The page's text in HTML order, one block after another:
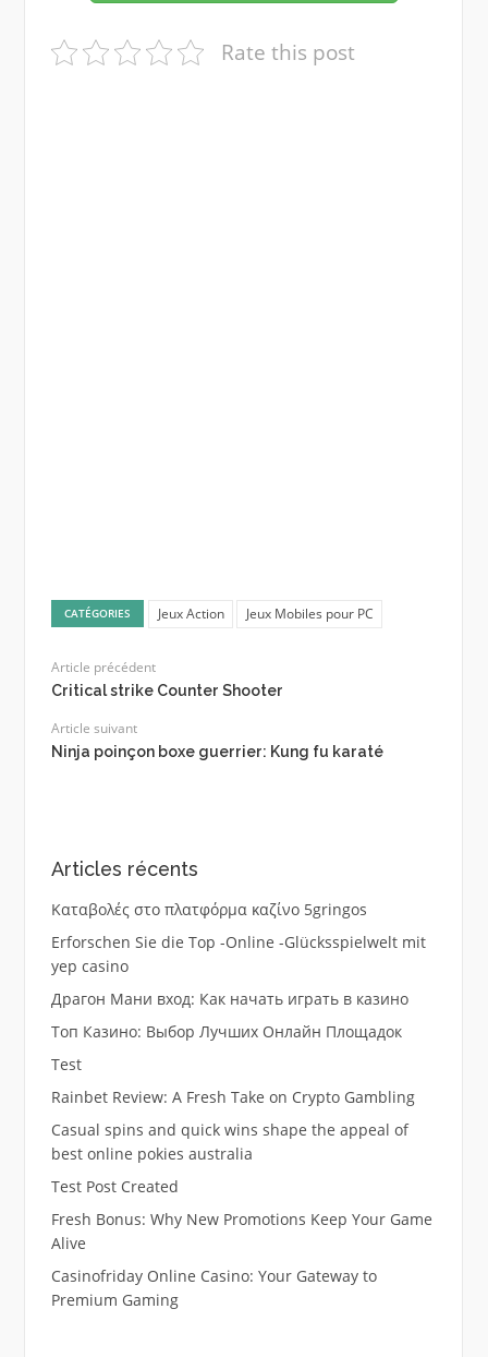
Rate this post
CATÉGORIES Jeux Action Jeux Mobiles pour PC
Article précédent
Critical strike Counter Shooter
Article suivant
Ninja poinçon boxe guerrier: Kung fu karaté
Articles récents
Καταβολές στο πλατφόρμα καζίνο 5gringos
Erforschen Sie die Top -Online -Glücksspielwelt mit
yep casino
Драгон Мани вход: Как начать играть в казино
Топ Казино: Выбор Лучших Онлайн Площадок
Test
Rainbet Review: A Fresh Take on Crypto Gambling
Casual spins and quick wins shape the appeal of
best online pokies australia
Test Post Created
Fresh Bonus: Why New Promotions Keep Your Game
Alive
Casinofriday Online Casino: Your Gateway to
Premium Gaming